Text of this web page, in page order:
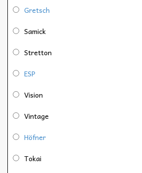
Gretsch
Samick
Stretton
ESP
Vision
Vintage
Höfner
Tokai